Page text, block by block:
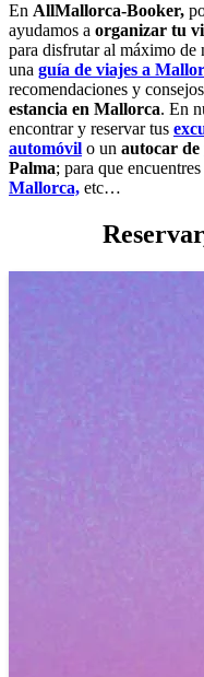
En AllMallorca-Booker,
ayudamos a organizar tu
para disfrutar al máximo de
una guía de viajes a
recomendaciones y
estancia en Mallorca. En
encontrar y reservar tus
automóvil o un autocar de
Palma; para que encuentres
Mallorca, etc…